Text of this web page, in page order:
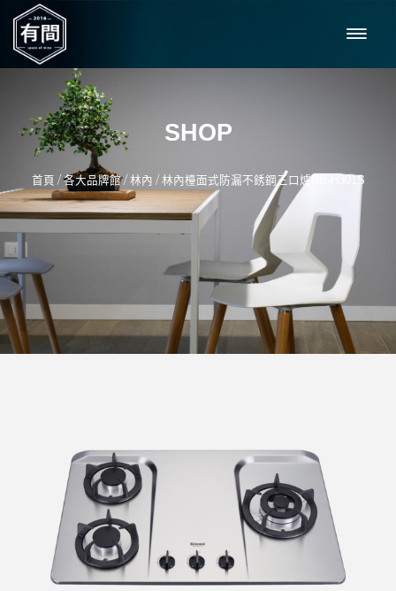
SHOP
首頁 / 各大品牌館/ 林內 / 林內檯面式防漏不銹鋼三口爐RB-H301S